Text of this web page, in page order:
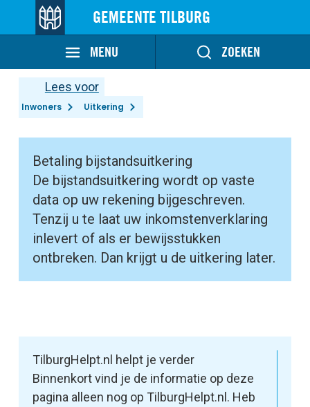
GEMEENTE TILBURG
MENU ZOEKEN
Inwoners Uitkering
Lees voor
Betaling bijstandsuitkering
De bijstandsuitkering wordt op vaste
data op uw rekening bijgeschreven.
Tenzij u te laat uw inkomstenverklaring
inlevert of als er bewijsstukken
ontbreken. Dan krijgt u de uitkering later.
TilburgHelpt.nl helpt je verder
Binnenkort vind je de informatie op deze
pagina alleen nog op TilburgHelpt.nl. Heb